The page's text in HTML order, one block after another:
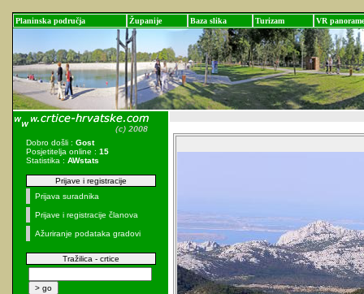
Planinska područja Županije Baza slika Turizam VR panorame
Dobro došli : Gost
Posjetitelja online : 15
Statistika : AWstats
Prijave i registracije
Prijava suradnika
Prijave i registracije članova
Ažuriranje podataka gradovi
Tražilica - crtice